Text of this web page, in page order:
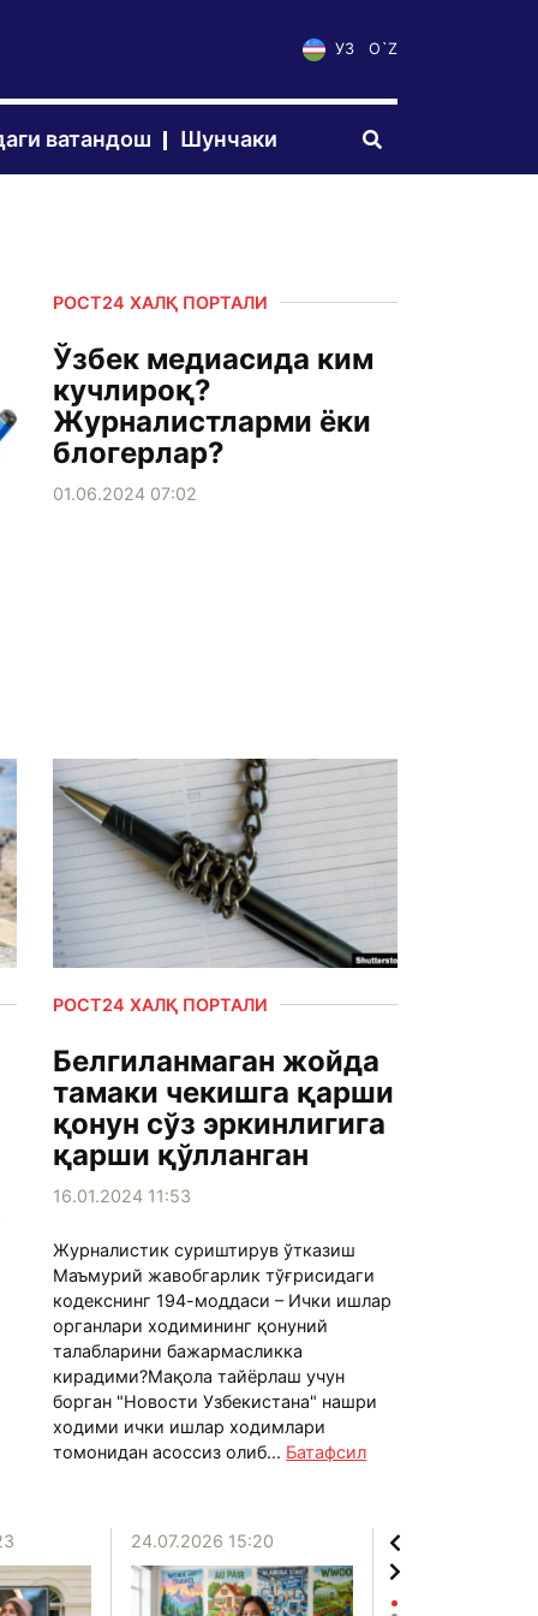
УЗ O`Z
ватандош Шунчаки
РОСТ24 ХАЛҚ ПОРТАЛИ
Ўзбек медиасида ким
кучлироқ?
Журналистларми ёки
блогерлар?
01.06.2024 07:02
РОСТ24 ХАЛҚ ПОРТАЛИ
Белгиланмаган жойда
тамаки чекишга қарши
қонун сўз эркинлигига
қарши қўлланган
16.01.2024 11:53
Журналистик суриштирув ўтказиш
Маъмурий жавобгарлик тўғрисидаги
кодекснинг 194-моддаси – Ички ишлар
органлари ходимининг қонуний
талабларини бажармасликка
кирадими?Мақола тайёрлаш учун
борган "Новости Узбекистана" нашри
ходими ички ишлар ходимлари
томонидан асоссиз олиб... Батафсил
24.07.2026 15:20 20.07.2026 12:06